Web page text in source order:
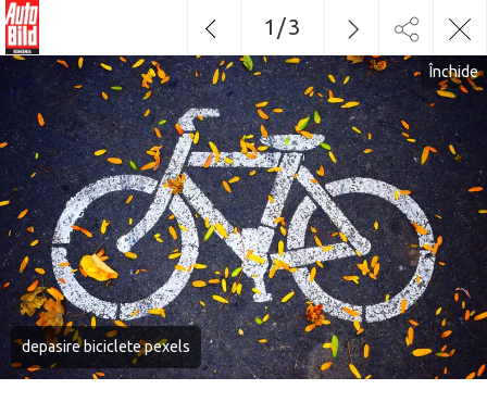
depasire biciclete pexels
Închide
1 /3